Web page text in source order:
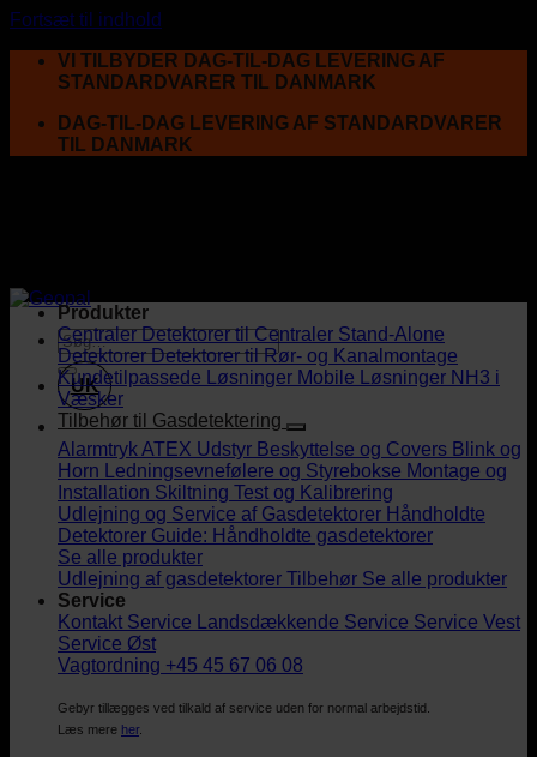
Fortsæt til indhold
VI TILBYDER DAG-TIL-DAG LEVERING AF
STANDARDVARER TIL DANMARK
DAG-TIL-DAG LEVERING AF STANDARDVARER
TIL DANMARK
UK
Produkter
Centraler Detektorer til Centraler Stand-Alone
Detektorer Detektorer til Rør- og Kanalmontage
Kundetilpassede Løsninger Mobile Løsninger NH3 i
Væsker
Tilbehør til Gasdetektering
AlarmtrykATEX Udstyr Beskyttelse og Covers Blink og
Horn
Ledningsevnefølere og Styrebokse Montage og
Installation Skiltning Test og Kalibrering
Udlejning og Service af Gasdetektorer Håndholdte
Detektorer Guide: Håndholdte gasdetektorer
Se alle produkter
Udlejning af gasdetektorer Tilbehør Se alle produkter
Service
Kontakt Service
Landsdækkende Service Service Vest
Service Øst
Vagtordning +45 45 67 06 08
Gebyr tillægges ved tilkald af service uden for normal arbejdstid.
Læs mere her.